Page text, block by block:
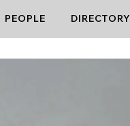
PEOPLE DIRECTORY